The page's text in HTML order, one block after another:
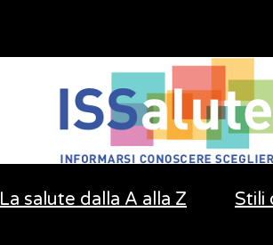
La salute dalla A alla Z Stili